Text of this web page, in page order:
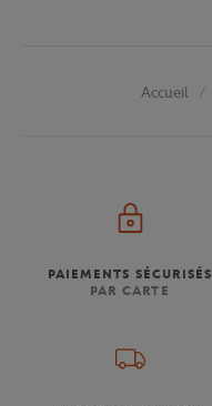
Accueil
PAIEMENTS SÉCURISÉS
PAR CARTE